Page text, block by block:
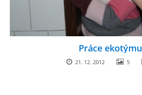
JAK MOTIVOVAT DÍTĚ KE ČTENÍ
Práce ekotýmu
21. 12. 2012 5